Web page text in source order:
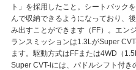
ト」を採用したこと。シートバック
んで収納できるようになっており、
み出すことができます（FF）。エン
ランスミッションは1.3LがSuper
ます。駆動方式はFFまたは4WD（
Super CVT-iには、パドルシフト付